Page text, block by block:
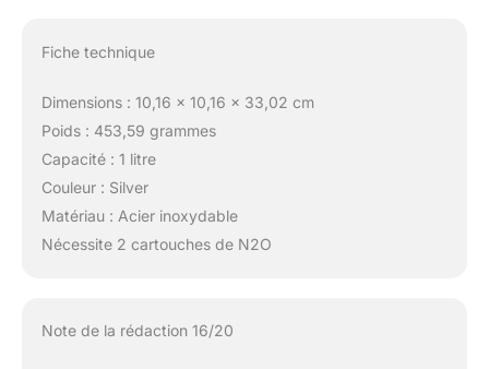
Fiche technique
Dimensions : 10,16 x 10,16 x 33,02 cm
Poids : 453,59 grammes
Capacité : 1 litre
Couleur : Silver
Matériau : Acier inoxydable
Nécessite 2 cartouches de N2O
Note de la rédaction 16/20